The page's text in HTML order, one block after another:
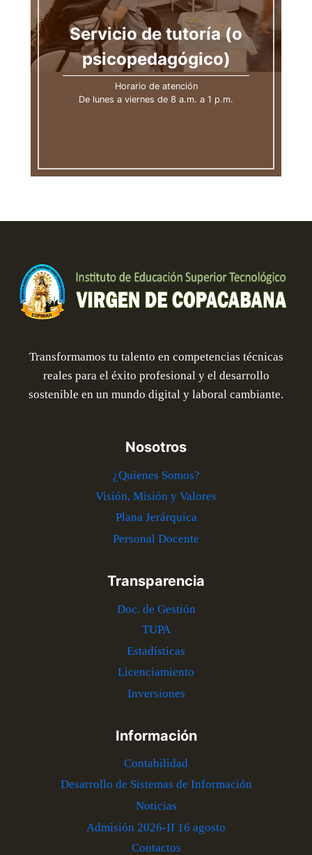
Servicio de tutoría (o
psicopedagógico)
Horario de atención
De lunes a viernes de 8 a.m. a 1 p.m.
Transformamos tu talento en competencias técnicas
reales para el éxito profesional y el desarrollo
sostenible en un mundo digital y laboral cambiante.
Nosotros
¿Quienes Somos?
Visión, Misión y Valores
Plana Jerárquica
Personal Docente
Transparencia
Doc. de Gestión
TUPA
Estadísticas
Licenciamiento
Inversiones
Información
Contabilidad
Desarrollo de Sistemas de Información
Noticias
Admisión 2026-II 16 agosto
Contactos